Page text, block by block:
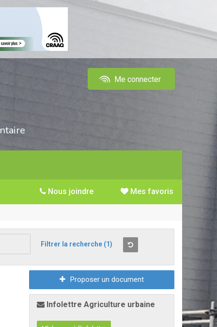
Me connecter
Mes favoris
Nous joindre
Filtrer la recherche (1)
Proposer un document
Infolettre Agriculture urbaine